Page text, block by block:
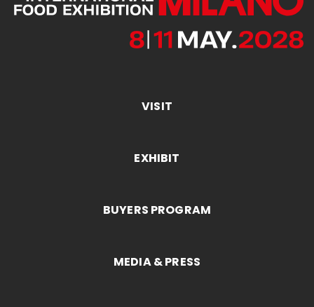
VISIT
EXHIBIT
BUYERS PROGRAM
MEDIA & PRESS